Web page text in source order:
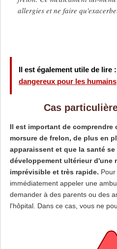
allergies et ne faire
Il est également utile de lire :
dangereux pour les humains
Cas
Il est important de comprendre
morsure de frelon, de plus en
apparaissent et que la santé
développement ultérieur d'une
imprévisible et très rapide.
immédiatement appeler une
demander à des parents ou des
l'hôpital. Dans ce cas, vous ne